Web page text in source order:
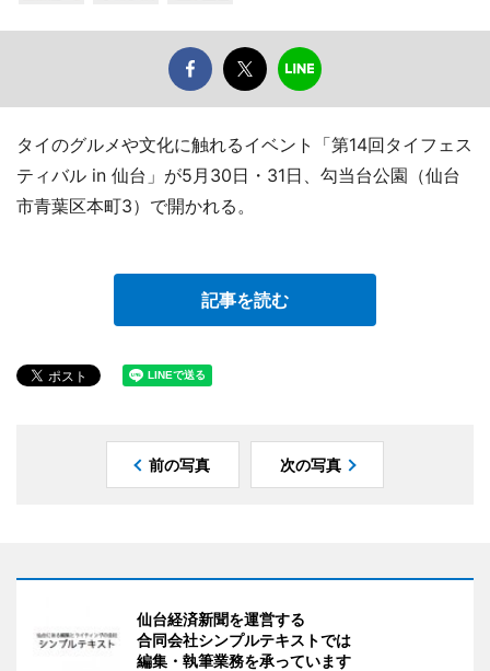
タイのグルメや文化に触れるイベント「第14回タイフェス
ティバル in 仙台」が5月30日・31日、勾当台公園（仙台
市青葉区本町3）で開かれる。
記事を読む
前の写真 次の写真
仙台経済新聞を運営する
合同会社シンプルテキストでは
編集・執筆業務を承っています